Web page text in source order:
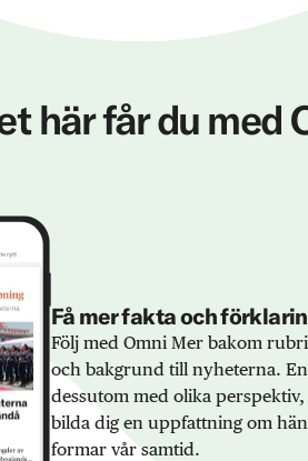
här får du med
Få mer fakta och
Följ med Omni Mer bakom
och bakgrund till nyheterna.
dessutom med olika
bilda dig en uppfattning om
formar vår samtid.